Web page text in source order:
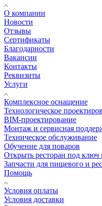
О компании
Новости
Отзывы
Сертификаты
Благодарности
Вакансии
Контакты
Реквизиты
Услуги
Комплексное оснащение
Технологическое
BIM-проектирование
Монтаж и сервисная
Техническое обслуживание
Обучение для поваров
Открыть ресторан под ключ
Запчасти для пищевого и
Помощь
Условия оплаты
Условия доставки